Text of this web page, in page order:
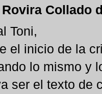
Collado
Toni,
el inicio de la
lo mismo y
ser el texto de